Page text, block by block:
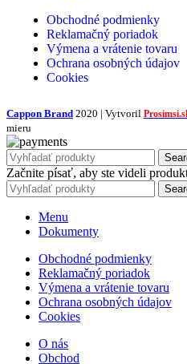
Obchodné podmienky
Reklamačný poriadok
Výmena a vrátenie tovaru
Ochrana osobných údajov
Cookies
Cappon Brand 2020 | Vytvoril
mieru
Začnite písať, aby ste videli
Menu
Dokumenty
Obchodné podmienky
Reklamačný poriadok
Výmena a vrátenie tovaru
Ochrana osobných údajov
Cookies
O nás
Obchod